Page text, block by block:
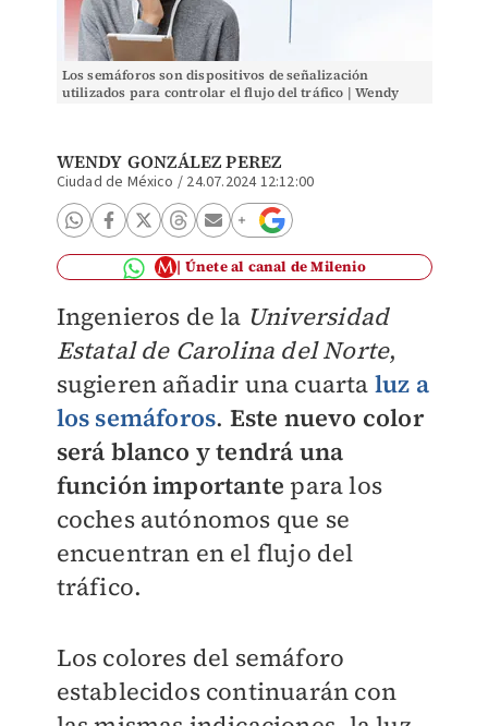
Los semáforos son dispositivos de señalización
utilizados para controlar el flujo del tráfico | Wendy
WENDY GONZÁLEZ PEREZ
Ciudad de México / 24.07.2024 12:12:00
Únete al canal de Milenio
Ingenieros de la Universidad
Estatal de Carolina del Norte,
sugieren añadir una cuarta luz a
los semáforos. Este nuevo color
será blanco y tendrá una
función importante para los
coches autónomos que se
encuentran en el flujo del
tráfico.
Los colores del semáforo
establecidos continuarán con